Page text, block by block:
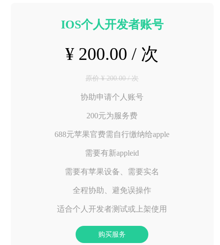
IOS个人开发者账号
¥ 200.00 / 次
原价 ¥ 200.00 / 次
协助申请个人账号
200元为服务费
688元苹果官费需自行缴纳给apple
需要有新appleid
需要有苹果设备、需要实名
全程协助、避免误操作
适合个人开发者测试或上架使用
购买服务